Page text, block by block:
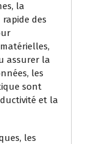
la
des
assurer la
les
sont
et la
les